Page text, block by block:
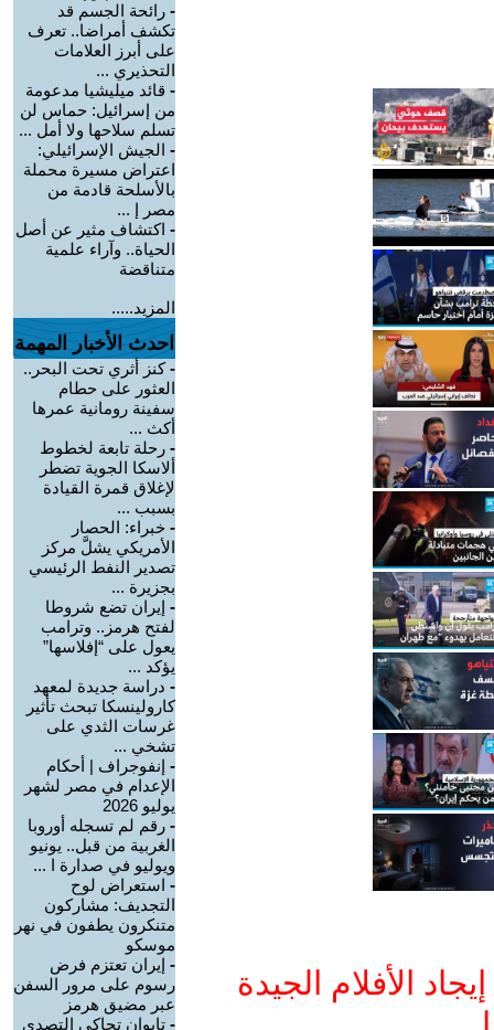
الأفلام الجيدة
- رائحة الجسم قد
تكشف أمراضا.. تعرف
على أبرز العلامات
التحذيري ...
- قائد ميليشيا مدعومة
من إسرائيل: حماس لن
تسلم سلاحها ولا أمل ...
- الجيش الإسرائيلي:
اعتراض مسيرة محملة
بالأسلحة قادمة من
مصر إ ...
- اكتشاف مثير عن أصل
الحياة.. وآراء علمية
متناقضة
المزيد.....
احدث الأخبار المهمة
-كنز أثري تحت البحر..
العثور على حطام
سفينة رومانية عمرها
أكث ...
- رحلة تابعة لخطوط
ألاسكا الجوية تضطر
لإغلاق قمرة القيادة
بسبب ...
- خبراء: الحصار
الأمريكي يشلَّ مركز
تصدير النفط الرئيسي
بجزيرة ...
- إيران تضع شروطا
لفتح هرمز.. وترامب
يعول على “إفلاسها”
يؤكد ...
- دراسة جديدة لمعهد
كارولينسكا تبحث تأثير
غرسات الثدي على
تشخي ...
- إنفوجراف | أحكام
الإعدام في مصر لشهر
يوليو 2026
- رقم لم تسجله أوروبا
الغربية من قبل.. يونيو
ويوليو في صدارة ا ...
- استعراض لوح
التجديف: مشاركون
متنكرون يطفون في نهر
موسكو
- إيران تعتزم فرض
رسوم على مرور السفن
عبر مضيق هرمز
- تايوان تحاكي التصدي